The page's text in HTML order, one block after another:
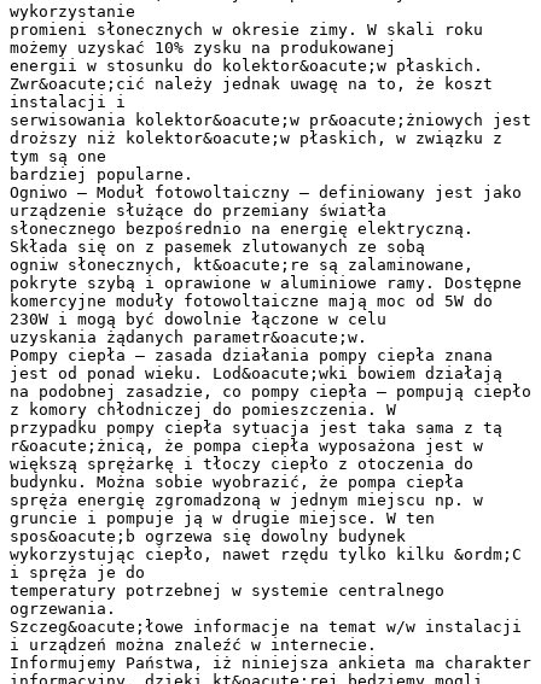
wykorzystanie
promieni słonecznych w okresie zimy. W skali roku
możemy uzyskać 10% zysku na produkowanej
energii w stosunku do kolektor&oacute;w płaskich.
Zwr&oacute;cić należy jednak uwagę na to, że koszt
instalacji i
serwisowania kolektor&oacute;w pr&oacute;żniowych jest
droższy niż kolektor&oacute;w płaskich, w związku z
tym są one
bardziej popularne.
Ogniwo – Moduł fotowoltaiczny – definiowany jest jako
urządzenie służące do przemiany światła
słonecznego bezpośrednio na energię elektryczną.
Składa się on z pasemek zlutowanych ze sobą
ogniw słonecznych, kt&oacute;re są zalaminowane,
pokryte szybą i oprawione w aluminiowe ramy. Dostępne
komercyjne moduły fotowoltaiczne mają moc od 5W do
230W i mogą być dowolnie łączone w celu
uzyskania żądanych parametr&oacute;w.
Pompy ciepła – zasada działania pompy ciepła znana
jest od ponad wieku. Lod&oacute;wki bowiem działają
na podobnej zasadzie, co pompy ciepła – pompują ciepło
z komory chłodniczej do pomieszczenia. W
przypadku pompy ciepła sytuacja jest taka sama z tą
r&oacute;żnicą, że pompa ciepła wyposażona jest w
większą sprężarkę i tłoczy ciepło z otoczenia do
budynku. Można sobie wyobrazić, że pompa ciepła
spręża energię zgromadzoną w jednym miejscu np. w
gruncie i pompuje ją w drugie miejsce. W ten
spos&oacute;b ogrzewa się dowolny budynek
wykorzystując ciepło, nawet rzędu tylko kilku &ordm;C
i spręża je do
temperatury potrzebnej w systemie centralnego
ogrzewania.
Szczeg&oacute;łowe informacje na temat w/w instalacji
i urządzeń można znaleźć w internecie.
Informujemy Państwa, iż niniejsza ankieta ma charakter